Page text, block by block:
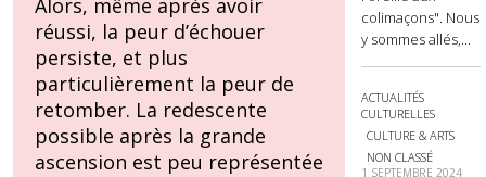
Alors, même après avoir
réussi, la peur d’échouer
persiste, et plus
particulièrement la peur de
retomber. La redescente
possible après la grande
ascension est peu représentée
colimaçons". Nous
y sommes allés,...
ACTUALITÉS
CULTURELLES
CULTURE & ARTS
NON CLASSÉ
1 SEPTEMBRE 2024